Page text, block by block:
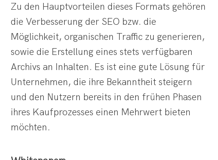
Zu den Hauptvorteilen dieses Formats gehören
die Verbesserung der SEO bzw. die
Möglichkeit, organischen Traffic zu generieren,
sowie die Erstellung eines stets verfügbaren
Archivs an Inhalten. Es ist eine gute Lösung für
Unternehmen, die ihre Bekanntheit steigern
und den Nutzern bereits in den frühen Phasen
ihres Kaufprozesses einen Mehrwert bieten
möchten.